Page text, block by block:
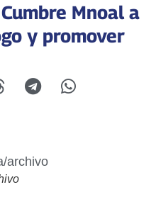
Mnoal a
y promover